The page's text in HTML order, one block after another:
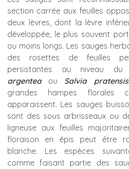
section carrée aux feuilles
deux lèvres, dont la lèvre
développée, le plus souvent
ou moins longs. Les sauges
des rosettes de feuilles
persistantes au niveau
argenteaou Salvia pratensis
grandes hampes florales
apparaissent. Les sauges
sont des sous arbrisseaux ou
ligneuse aux feuilles
floraison en épis peut être
blanche. Les espèces
comme faisant partie des